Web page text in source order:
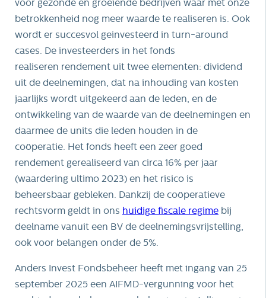
voor gezonde en groeiende bedrijven waar met onze
betrokkenheid nog meer waarde te realiseren is. Ook
wordt er succesvol geinvesteerd in turn-around
cases. De investeerders in het fonds
realiseren rendement uit twee elementen: dividend
uit de deelnemingen, dat na inhouding van kosten
jaarlijks wordt uitgekeerd aan de leden, en de
ontwikkeling van de waarde van de deelnemingen en
daarmee de units die leden houden in de
coöperatie. Het fonds heeft een zeer goed
rendement gerealiseerd van circa 16% per jaar
(waardering ultimo 2023) en het risico is
beheersbaar gebleken. Dankzij de coöperatieve
rechtsvorm geldt in ons huidige fiscale regime bij
deelname vanuit een BV de deelnemingsvrijstelling,
ook voor belangen onder de 5%.
Anders Invest Fondsbeheer heeft met ingang van 25
september 2025 een AIFMD-vergunning voor het